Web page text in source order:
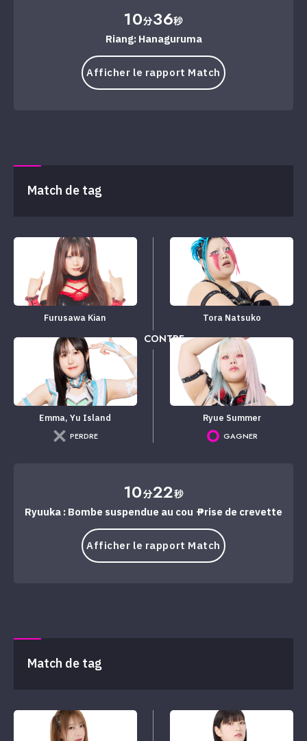
10分36秒
Riang: Hanaguruma
Afficher le rapport Match
Match de tag
Furusawa Kian
Emma, ​​Yu Island
PERDRE
CONTRE
Tora Natsuko
Ryue Summer
GAGNER
10分22秒
Ryuuka : Bombe suspendue au cou → Prise de crevette
Afficher le rapport Match
Match de tag